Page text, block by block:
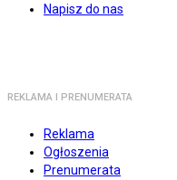
Napisz do nas
REKLAMA I PRENUMERATA
Reklama
Ogłoszenia
Prenumerata